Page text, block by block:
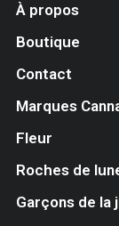
À propos
Boutique
Contact
Marques
Fleur
Roches de
Garçons de la